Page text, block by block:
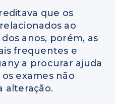
que os
ao
anos, porém, as
frequentes e
a procurar ajuda
exames não
alteração.